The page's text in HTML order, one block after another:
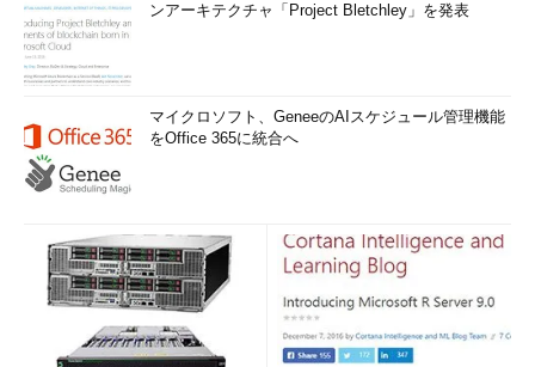
ンアーキテクチャ「Project Bletchley」を発表
マイクロソフト、GeneeのAIスケジュール管理機能
をOffice 365に統合へ